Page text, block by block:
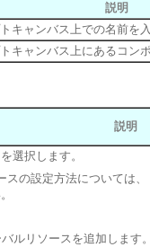
説明
キャンバス上での名前を
キャンバス上にあるコン
説明
選択します。
スの設定方法については、
ルリソースを追加します